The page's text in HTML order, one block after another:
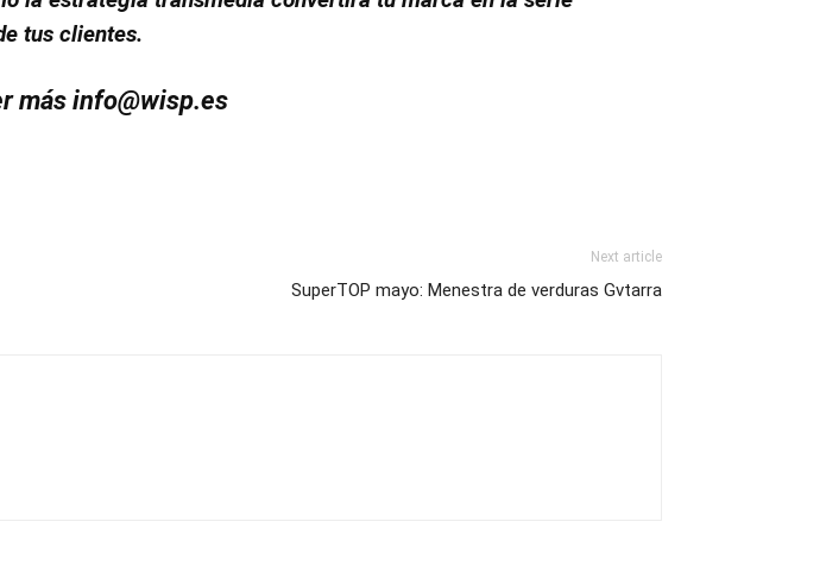
tus clientes.
másinfo@wisp.es
Next article
SuperTOP mayo: Menestra de verduras Gvtarra